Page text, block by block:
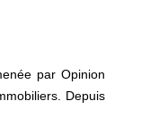
par Opinion
Depuis